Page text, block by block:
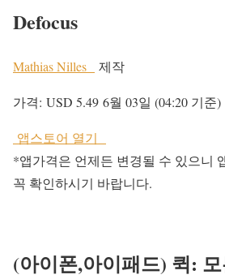
Defocus
Mathias Nilles 제작
가격: USD 5.49 6월 03일 (04:20 기준)
앱스토어 열기
*앱가격은 언제든 변경될 수 있으니
꼭 확인하시기 바랍니다.
(아이폰,아이패드) 퀵: